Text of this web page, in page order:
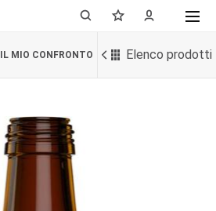
Elenco prodotti
IL MIO CONFRONTO